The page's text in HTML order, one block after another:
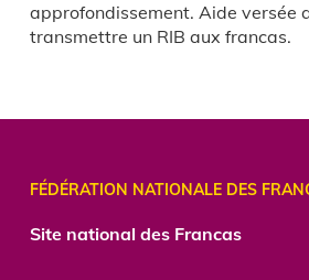
approfondissement. Aide versée
transmettre un RIB aux francas.
FÉDÉRATION NATIONALE DES
Site national des Francas